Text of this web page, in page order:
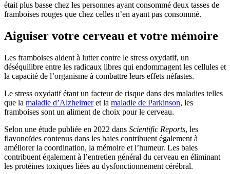
était plus basse chez les personnes ayant consommé deux tasses de
framboises rouges que chez celles n’en ayant pas consommé.
Aiguiser votre cerveau et votre mémoire
Les framboises aident à lutter contre le stress oxydatif, un
déséquilibre entre les radicaux libres qui endommagent les cellules et
la capacité de l’organisme à combattre leurs effets néfastes.
Le stress oxydatif étant un facteur de risque dans des maladies telles
que la maladie d’Alzheimeret la maladie de Parkinson, les
framboises sont un aliment de choix pour le cerveau.
Selon une étude publiée en 2022 dans Scientific Reports, les
flavonoïdes contenus dans les baies contribuent également à
améliorer la coordination, la mémoire et l’humeur. Les baies
contribuent également à l’entretien général du cerveau en éliminant
les protéines toxiques liées au dysfonctionnement cérébral.